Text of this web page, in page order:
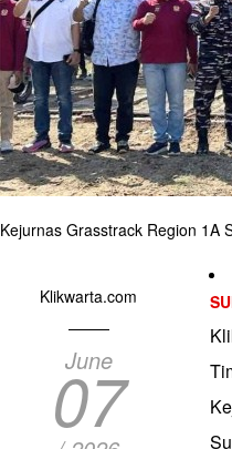
Kejurnas Grasstrack Region 1A
Klikwarta.com
June
07